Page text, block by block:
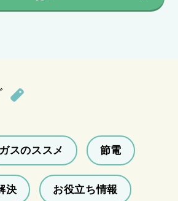
ガスのススメ 節電
決 お役立ち情報